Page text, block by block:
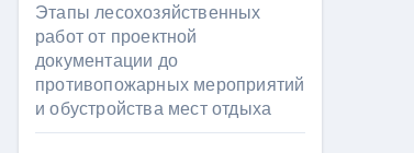
Этапы лесохозяйственных
работ от проектной
документации до
противопожарных мероприятий
и обустройства мест отдыха